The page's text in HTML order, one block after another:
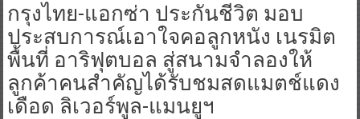
กรุงไทย-แอกซ่า ประกันชีวิต มอบ
ประสบการณ์เอาใจคอลูกหนัง เนรมิต
พื้นที่ อาริฟุตบอล สู่สนามจำลองให้
ลูกค้าคนสำคัญได้รับชมสดแมตช์แดง
เดือด ลิเวอร์พูล-แมนยูฯ